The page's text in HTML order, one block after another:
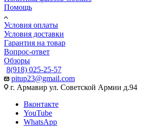
Помощь
Условия оплаты
Условия доставки
Гарантия на товар
Вопрос-ответ
Обзоры
8(918) 025-25-57
pitup23@gmail.com
г. Армавир ул. Советской Армии д.94
Вконтакте
YouTube
WhatsApp